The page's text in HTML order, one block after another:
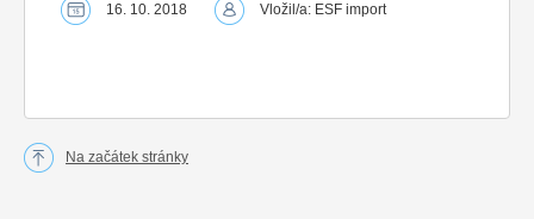
16. 10. 2018 Vložil/a: ESF import
Na začátek stránky